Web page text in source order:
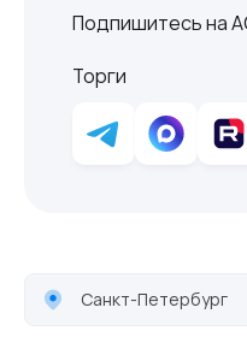
Подпишитесь на
Торги
Санкт-Петербург